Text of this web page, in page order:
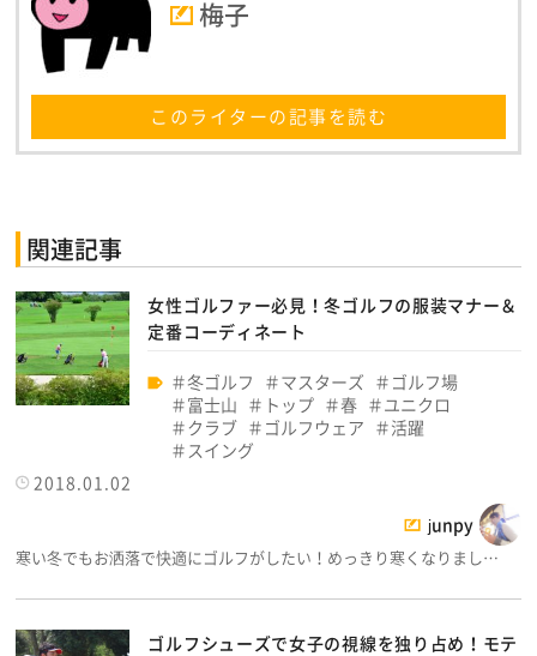
梅子
このライターの記事を読む
関連記事
女性ゴルファー必見！冬ゴルフの服装マナー＆
定番コーディネート
冬ゴルフ マスターズ
ゴルフ場
富士山
トップ 春
ユニクロ
クラブ
ゴルフウェア
活躍
スイング
2018.01.02
junpy
寒い冬でもお洒落で快適にゴルフがしたい！めっきり寒くなりまし…
ゴルフシューズで女子の視線を独り占め！モテ